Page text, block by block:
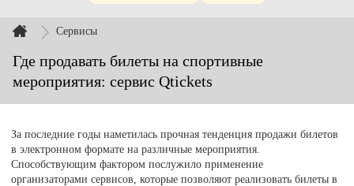
Сервисы
Где продавать билеты на спортивные
мероприятия: сервис Qtickets
За последние годы наметилась прочная тенденция продажи билетов
в электронном формате на различные мероприятия.
Способствующим фактором послужило применение
организаторами сервисов, которые позволяют реализовать билеты в